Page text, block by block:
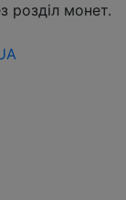
розділ монет.